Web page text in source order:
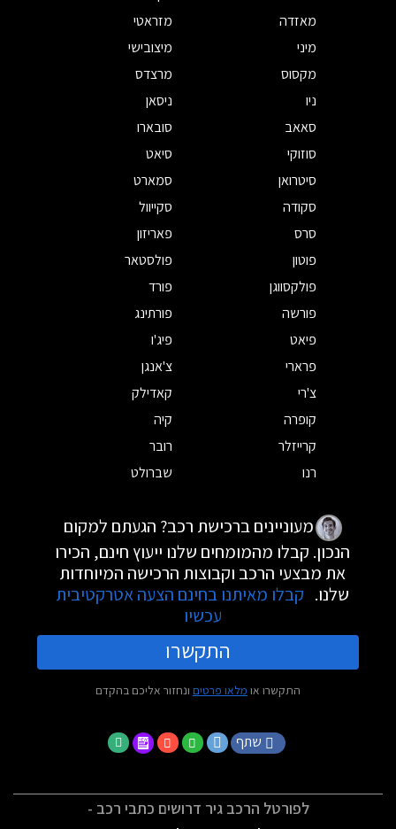
מאזדה
מזראטי
מיני
מיצובישי
מקסוס
מרצדס
ניו
ניסאן
סאאב
סובארו
סוזוקי
סיאט
סיטרואן
סמארט
סקודה
סקייוול
סרס
פאריזון
פוטון
פולסטאר
פולקסווגן
פורד
פורשה
פורתינג
פיאט
פיג'ו
פרארי
צ'אנגן
צ'רי
קאדילק
קופרה
קיה
קרייזלר
רובר
רנו
שברולט
מעוניינים ברכישת רכב? הגעתם למקום
הנכון. קבלו מהמומחים שלנו ייעוץ חינם, הכירו
את מבצעי הרכב וקבוצות הרכישה המיוחדות
שלנו. קבלו מאיתנו בחינם הצעה אטרקטיבית
עכשיו
התקשרו
התקשרו או מלאו פרטים ונחזור אליכם בהקדם
שתף
לפורטל הרכב גיר דרושים כתבי רכב -